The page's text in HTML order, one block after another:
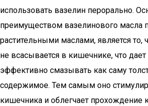
использовать вазелин перорально.
преимуществом вазелинового масла
растительными маслами, является то,
не всасывается в кишечнике, что
эффективно смазывать как саму
содержимое. Тем самым оно
кишечника и облегчает прохождение